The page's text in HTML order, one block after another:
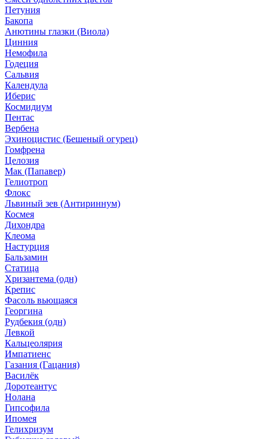
Петуния
Бакопа
Анютины глазки (Виола)
Цинния
Немофила
Годеция
Сальвия
Календула
Иберис
Космидиум
Пентас
Вербена
Эхиноцистис (Бешеный огурец)
Гомфрена
Целозия
Мак (Папавер)
Гелиотроп
Флокс
Львиный зев (Антириннум)
Космея
Дихондра
Клеома
Настурция
Бальзамин
Статица
Хризантема (одн)
Крепис
Фасоль вьющаяся
Георгина
Рудбекия (одн)
Левкой
Кальцеолярия
Импатиенс
Газания (Гацания)
Василёк
Доротеантус
Нолана
Гипсофила
Ипомея
Гелихризум